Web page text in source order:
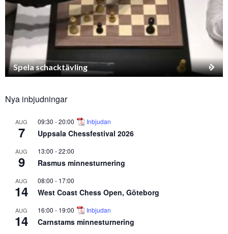
Spela schacktävling
Nya inbjudningar
AUG
7
09:30 -20:00 Inbjudan
Uppsala Chessfestival 2026
AUG
9
13:00 -22:00
Rasmus minnesturnering
AUG
14
08:00 - 17:00
West Coast Chess Open, Göteborg
AUG
14
16:00 - 19:00 Inbjudan
Carnstams minnesturnering